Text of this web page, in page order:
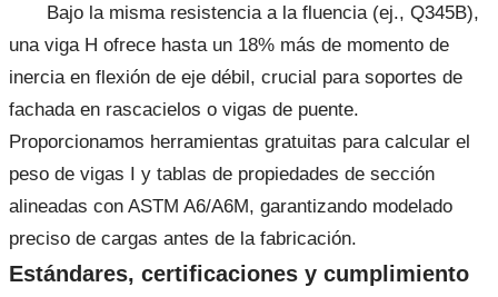
Bajo la misma resistencia a la fluencia (ej., Q345B),
una viga H ofrece hasta un 18% más de momento de
inercia en flexión de eje débil, crucial para soportes de
fachada en rascacielos o vigas de puente.
Proporcionamos herramientas gratuitas para calcular el
peso de vigas I y tablas de propiedades de sección
alineadas con ASTM A6/A6M, garantizando modelado
preciso de cargas antes de la fabricación.
Estándares, certificaciones y cumplimiento